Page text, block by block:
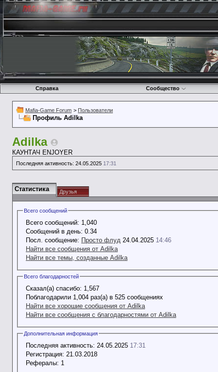
Справка Сообщество
Mafia-Game Forum > Пользователи
Профиль Adilka
Adilka
КАУНТАЧ ENJOYER
Последняя активность: 24.05.2025 17:31
Статистика Друзья
Всего сообщений
Всего сообщений: 1,040
Сообщений в день: 0.34
Посл. сообщение: Просто флуд 24.04.2025 14:46
Найти все сообщения от Adilka
Найти все темы, созданные Adilka
Всего благодарностей
Сказал(а) спасибо: 1,567
Поблагодарили 1,004 раз(а) в 525 сообщениях
Найти все хорошие сообщения от Adilka
Найти все сообщения с благодарностями от Adilka
Дополнительная информация
Последняя активность: 24.05.2025 17:31
Регистрация: 21.03.2018
Рефералы: 1